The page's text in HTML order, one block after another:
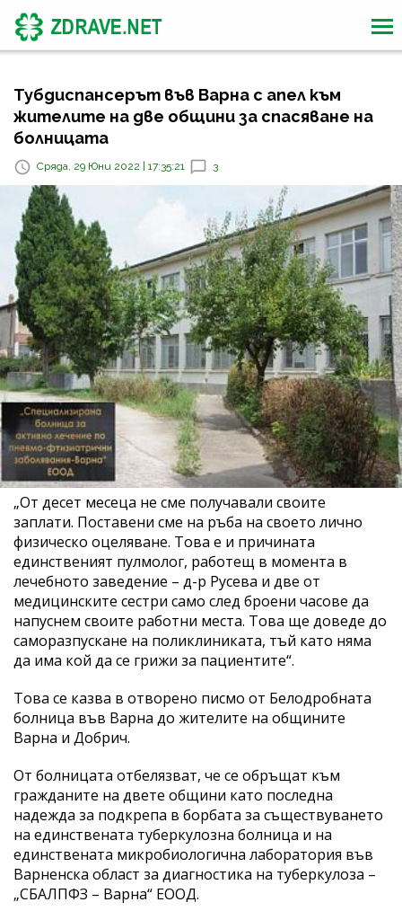
Тубдиспансерът във Варна с апел към
жителите на две общини за спасяване на
болницата
Сряда, 29 Юни 2022 | 17:35:21 3
„От десет месеца не сме получавали своите
заплати. Поставени сме на ръба на своето лично
физическо оцеляване. Това е и причината
единственият пулмолог, работещ в момента в
лечебното заведение – д-р Русева и две от
медицинските сестри само след броени часове да
напуснем своите работни места. Това ще доведе до
саморазпускане на поликлиниката, тъй като няма
да има кой да се грижи за пациентите“.
Това се казва в отворено писмо от Белодробната
болница във Варна до жителите на общините
Варна и Добрич.
От болницата отбелязват, че се обръщат към
гражданите на двете общини като последна
надежда за подкрепа в борбата за съществуването
на единствената туберкулозна болница и на
единствената микробиологична лаборатория във
Варненска област за диагностика на туберкулоза –
„СБАЛПФЗ – Варна“ ЕООД.